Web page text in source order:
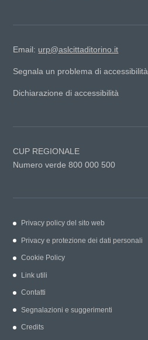
Email: urp@aslcittaditorino.it
Segnala un problema di accessibilità
Dichiarazione di accessibilità
CUP REGIONALE
Numero verde 800 000 500
Privacy policy del sito web
Privacy e protezione dei dati personali
Cookie Policy
Link utili
Contatti
Segnalazioni e suggerimenti
Credits